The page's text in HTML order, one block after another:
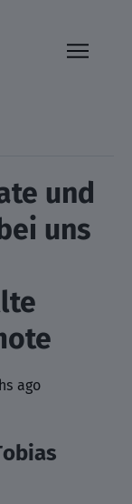
und
uns
ago